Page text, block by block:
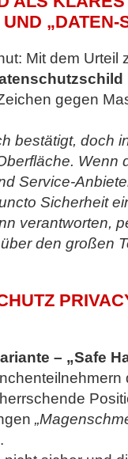
„DATEN-
Mit dem Urteil
gegen
bestätigt, doch
Wenn
Service-
Sicherheit
verantworten,
den großen
– „Safe